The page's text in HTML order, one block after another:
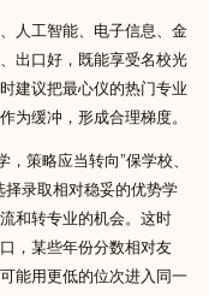
人工智能、电子信息、金
出口好，既能享受名校光
建议把最心仪的热门专业
为缓冲，形成合理梯度。
策略应当转向”保学校、
录取相对稳妥的优势学
和转专业的机会。这时
，某些年份分数相对友
能用更低的位次进入同一